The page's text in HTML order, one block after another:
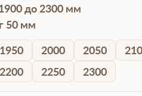
до 2300 мм
50 мм
1950 2000 2050
2200 2250 2300